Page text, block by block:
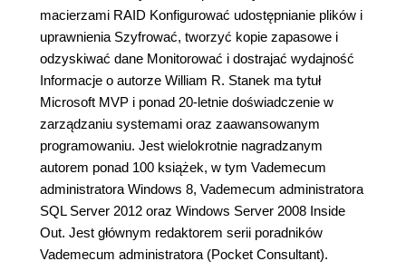
macierzami RAID Konfigurować udostępnianie plików i
uprawnienia Szyfrować, tworzyć kopie zapasowe i
odzyskiwać dane Monitorować i dostrajać wydajność
Informacje o autorze William R. Stanek ma tytuł
Microsoft MVP i ponad 20-letnie doświadczenie w
zarządzaniu systemami oraz zaawansowanym
programowaniu. Jest wielokrotnie nagradzanym
autorem ponad 100 książek, w tym Vademecum
administratora Windows 8, Vademecum administratora
SQL Server 2012 oraz Windows Server 2008 Inside
Out. Jest głównym redaktorem serii poradników
Vademecum administratora (Pocket Consultant).